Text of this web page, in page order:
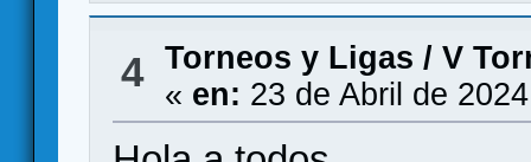
4 Torneos y Ligas / V
« en: 23 de Abril de